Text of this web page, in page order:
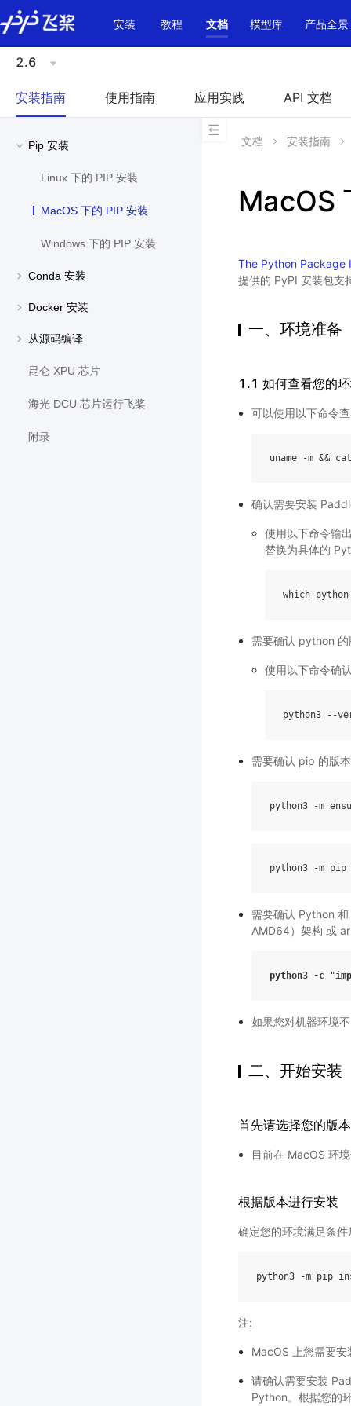
\u200E
安装
教程 文档 模型库 产品全景
2.6
安装指南 使用指南 应用实践 API 文档
Pip 安装
Linux 下的 PIP 安装
MacOS 下的 PIP 安装
Windows 下的 PIP 安装
Conda 安装
Docker 安装
从源码编译
昆仑 XPU 芯片
海光 DCU 芯片运行飞桨
附录
文档 安装指南
MacOS
The Python Package
提供的 PyPI 安装包支
一、环境准备
1.1 如何查看您的
可以使用以下命令
uname -m && cat
确认需要安装
使用以下命令输
替换为具体的
which python
需要确认 python
使用以下命令
python3 --
需要确认 pip 的版
python3 -m
python3 -m pip
需要确认 Python
AMD64）架构 或
python3 -c "
如果您对机器环境
二、开始安装
首先请选择您的版本
目前在 MacOS 环
根据版本进行安装
确定您的环境满足条
python3 -m pip
注:
MacOS 上您需要
请确认需要安装
Python。根据您的